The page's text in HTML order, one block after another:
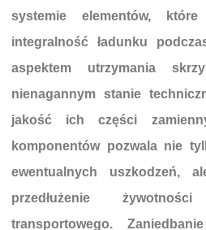
systemie elementów,
integralność ładunku
aspektem utrzymania
nienagannym stanie
jakość ich części
komponentów pozwala nie
ewentualnych uszkodzeń,
przedłużenie
transportowego.